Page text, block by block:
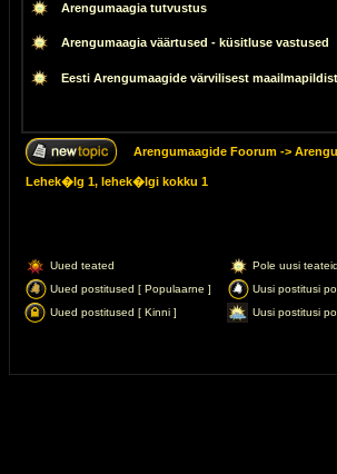
Arengumaagia tutvustus
Arengumaagia väärtused - küsitluse vastused
Eesti Arengumaagide värvilisest maailmapildist
Arengumaagide Foorum ->
Lehek�lg 1, lehek�lgi kokku 1
Uued teated Pole uusi teateid
Uued postitused [ Populaarne ]
Uusi postitusi
Uued postitused [ Kinni ]
Uusi postitusi